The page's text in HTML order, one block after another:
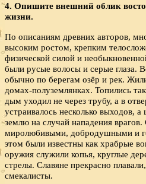
4. Опишите внешний облик
жизни.
По описаниям древних авторов,
высоким ростом, крепким
физической силой и
были русые волосы и серые глаза.
обычно по берегам озёр и рек.
домах-полуземлянках. Топились
дым уходил не через трубу, а в
устраивалось несколько выходов,
землю на случай нападения
миролюбивыми, добродушными и
этом были известны как храбрые
оружия служили копья, круглые
стрелы. Славяне прекрасно
смекалисты.